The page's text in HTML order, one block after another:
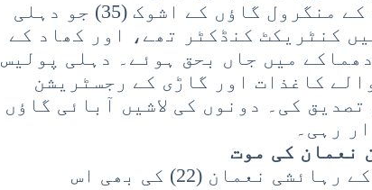
امروہہ کے حسن پور علاقے کے منگرول گاؤں کے اشوک (35) جو دہلی
کنٹریکٹ کنڈکٹر تھے، اور کھاد کے
لوکیش اگروال (52) دھماکے میں جاں بحق ہوئے۔ دہلی پولیس
کاغذات اور گاڑی کے رجسٹریشن
کی۔ دونوں کی لاشیں آبائی گاؤں
رہی۔
شاملی کے جھنجھنا قصبے کے رہائشی نعمان (22) کی بھی اس